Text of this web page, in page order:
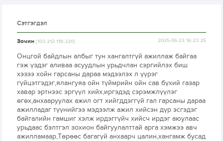
Сэтгэгдэл
Зочин[103.212.118.220] 2025-06-23 16:23:25
Онцгой байдлын албыг тун хангалтгүй ажиллаж байгаа
гэж үздэг аливаа асуудлын урьдчлан сэргийлэх биш
хэзээ хойн гарсаны дараа мэдээлэх л үүрэг
гүйцэтгэдэг,ялангуяа ойн түймрийн ойн сав бүхий газар
хавар эртнээс эргүүл хийх,иргэдэд сэрэмжлүүлэг
өгөх,анхааруулах ажил огт хийгддэггүй гал гарсаны дараа
ажилладаг түүнийгээ мэдээлж ажил хийсэн дүр эсгэдэг
байгалийн гамшиг хэлж ирдэггүйч хийсч ирдэг аюулаас
урьдаас бэлтгэл зохион байгуулалттай арга хэмжээ авч
ажилламаар,Төрөөс багагүй анхаарч цалин,хангамж бусад